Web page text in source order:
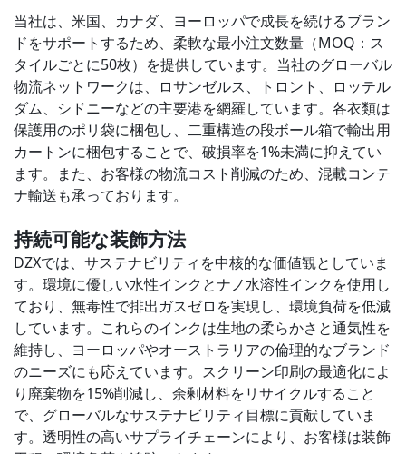
当社は、米国、カナダ、ヨーロッパで成長を続けるブラン
ドをサポートするため、柔軟な最小注文数量（MOQ：ス
タイルごとに50枚）を提供しています。当社のグローバル
物流ネットワークは、ロサンゼルス、トロント、ロッテル
ダム、シドニーなどの主要港を網羅しています。各衣類は
保護用のポリ袋に梱包し、二重構造の段ボール箱で輸出用
カートンに梱包することで、破損率を1%未満に抑えてい
ます。また、お客様の物流コスト削減のため、混載コンテ
ナ輸送も承っております。
持続可能な装飾方法
DZXでは、サステナビリティを中核的な価値観としていま
す。環境に優しい水性インクとナノ水溶性インクを使用し
ており、無毒性で排出ガスゼロを実現し、環境負荷を低減
しています。これらのインクは生地の柔らかさと通気性を
維持し、ヨーロッパやオーストラリアの倫理的なブランド
のニーズにも応えています。スクリーン印刷の最適化によ
り廃棄物を15%削減し、余剰材料をリサイクルすること
で、グローバルなサステナビリティ目標に貢献していま
す。透明性の高いサプライチェーンにより、お客様は装飾